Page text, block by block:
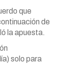
que
de
la apuesta.
solo para